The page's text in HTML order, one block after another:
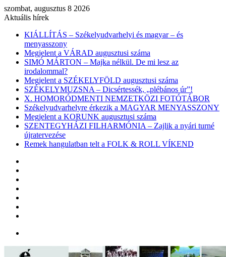
szombat, augusztus 8 2026
Aktuális hírek
KIÁLLÍTÁS – Székelyudvarhelyi és magyar – és
menyasszony
Megjelent a VÁRAD augusztusi száma
SIMÓ MÁRTON – Majka nélkül. De mi lesz az
irodalommal?
Megjelent a SZÉKELYFÖLD augusztusi száma
SZÉKELYMUZSNA – Dicsértessék, „plébános úr”!
X. HOMORÓDMENTI NEMZETKÖZI FOTÓTÁBOR
Székelyudvarhelyre érkezik a MAGYAR MENYASSZONY
Megjelent a KORUNK augusztusi száma
SZENTEGYHÁZI FILHARMÓNIA – Zajlik a nyári turné
újratervezése
Remek hangulatban telt a FOLK & ROLL VÍKEND